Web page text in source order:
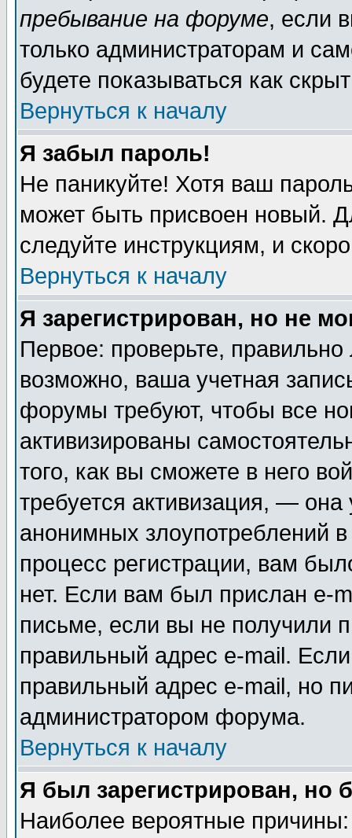
пребывание на форуме, если
только администраторам и
будете показываться как
Вернуться к началу
Я забыл пароль!
Не паникуйте! Хотя ваш
может быть присвоен новый.
следуйте инструкциям, и
Вернуться к началу
Я зарегистрирован, но не
Первое: проверьте,
возможно, ваша учетная
форумы требуют, чтобы все
активизированы
того, как вы сможете в него
требуется активизация, —
анонимных злоупотреблений
процесс регистрации, вам
нет. Если вам был прислан e-
письме, если вы не получили
правильный адрес e-mail.
правильный адрес e-mail, но
администратором форума.
Вернуться к началу
Я был зарегистрирован, но
Наиболее вероятные